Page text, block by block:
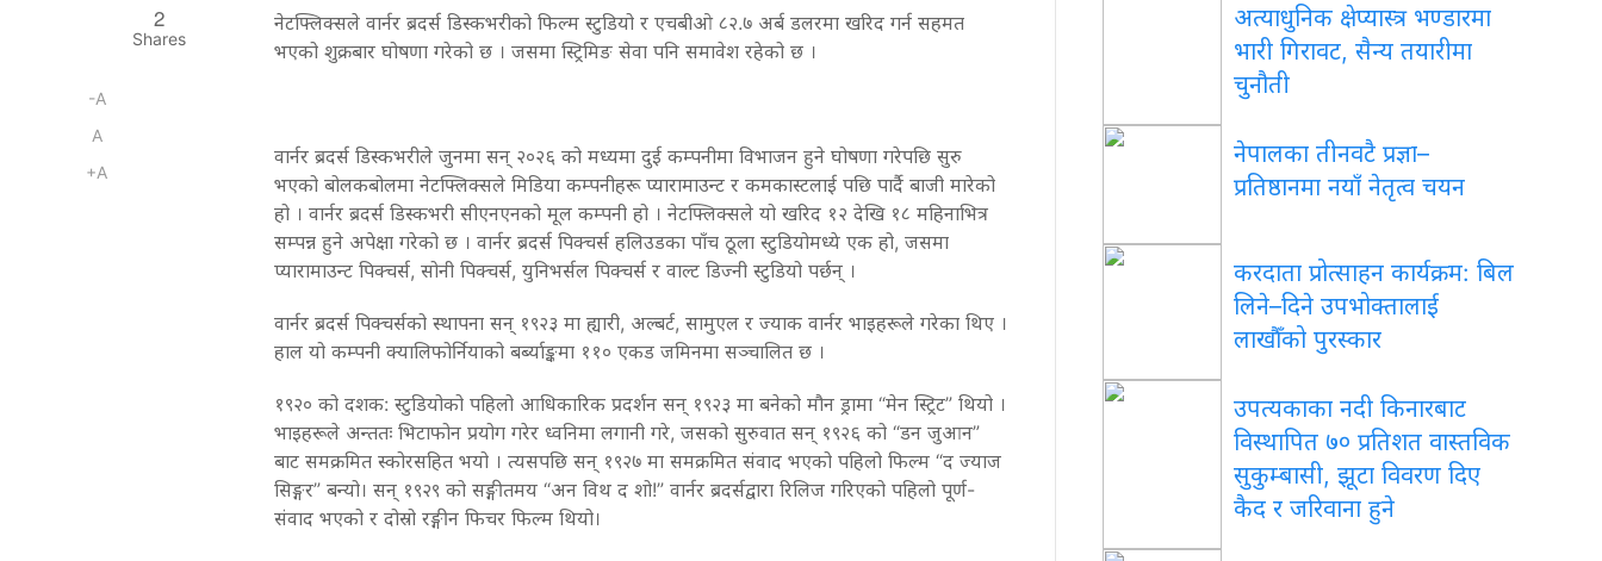
2
Shares
-A
A
+A
नेटफ्लिक्सले वार्नर ब्रदर्स डिस्कभरीको फिल्म स्टुडियो र एचबीओ ८२.७ अर्ब डलरमा खरिद गर्न सहमत
भएको शुक्रबार घोषणा गरेको छ । जसमा स्ट्रिमिङ सेवा पनि समावेश रहेको छ ।
वार्नर ब्रदर्स डिस्कभरीले जुनमा सन् २०२६ को मध्यमा दुई कम्पनीमा विभाजन हुने घोषणा गरेपछि सुरु
भएको बोलकबोलमा नेटफ्लिक्सले मिडिया कम्पनीहरू प्यारामाउन्ट र कमकास्टलाई पछि पार्दै बाजी मारेको
हो । वार्नर ब्रदर्स डिस्कभरी सीएनएनको मूल कम्पनी हो । नेटफ्लिक्सले यो खरिद १२ देखि १८ महिनाभित्र
सम्पन्न हुने अपेक्षा गरेको छ । वार्नर ब्रदर्स पिक्चर्स हलिउडका पाँच ठूला स्टुडियोमध्ये एक हो, जसमा
प्यारामाउन्ट पिक्चर्स, सोनी पिक्चर्स, युनिभर्सल पिक्चर्स र वाल्ट डिज्नी स्टुडियो पर्छन् ।
वार्नर ब्रदर्स पिक्चर्सको स्थापना सन् १९२३ मा ह्यारी, अल्बर्ट, सामुएल र ज्याक वार्नर भाइहरूले गरेका थिए ।
हाल यो कम्पनी क्यालिफोर्नियाको बर्ब्याङ्कमा ११० एकड जमिनमा सञ्चालित छ ।
१९२० को दशक: स्टुडियोको पहिलो आधिकारिक प्रदर्शन सन् १९२३ मा बनेको मौन ड्रामा “मेन स्ट्रिट” थियो ।
भाइहरूले अन्ततः भिटाफोन प्रयोग गरेर ध्वनिमा लगानी गरे, जसको सुरुवात सन् १९२६ को “डन जुआन”
बाट समक्रमित स्कोरसहित भयो । त्यसपछि सन् १९२७ मा समक्रमित संवाद भएको पहिलो फिल्म “द ज्याज
सिङ्गर” बन्यो। सन् १९२९ को सङ्गीतमय “अन विथ द शो!” वार्नर ब्रदर्सद्वारा रिलिज गरिएको पहिलो पूर्ण-
संवाद भएको र दोस्रो रङ्गीन फिचर फिल्म थियो।
अत्याधुनिक क्षेप्यास्त्र भण्डारमा
भारी गिरावट, सैन्य तयारीमा
चुनौती
नेपालका तीनवटै प्रज्ञा–
प्रतिष्ठानमा नयाँ नेतृत्व चयन
करदाता प्रोत्साहन कार्यक्रम: बिल
लिने–दिने उपभोक्तालाई
लाखौँको पुरस्कार
उपत्यकाका नदी किनारबाट
विस्थापित ७० प्रतिशत वास्तविक
सुकुम्बासी, झूटा विवरण दिए
कैद र जरिवाना हुने